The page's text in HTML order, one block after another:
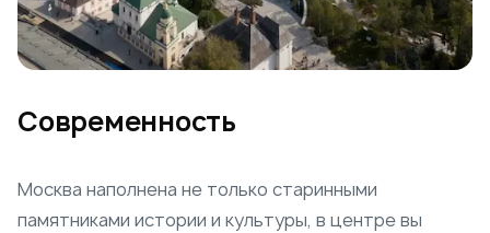
Современность
Москва наполнена не только старинными
памятниками истории и культуры, в центре вы